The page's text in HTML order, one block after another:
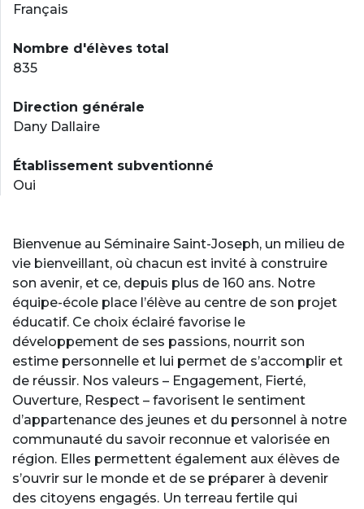
Français
Nombre d'élèves total
835
Direction générale
Dany Dallaire
Établissement subventionné
Oui
Bienvenue au Séminaire Saint-Joseph, un milieu de
vie bienveillant, où chacun est invité à construire
son avenir, et ce, depuis plus de 160 ans. Notre
équipe-école place l’élève au centre de son projet
éducatif. Ce choix éclairé favorise le
développement de ses passions, nourrit son
estime personnelle et lui permet de s’accomplir et
de réussir. Nos valeurs – Engagement, Fierté,
Ouverture, Respect – favorisent le sentiment
d’appartenance des jeunes et du personnel à notre
communauté du savoir reconnue et valorisée en
région. Elles permettent également aux élèves de
s’ouvrir sur le monde et de se préparer à devenir
des citoyens engagés. Un terreau fertile qui